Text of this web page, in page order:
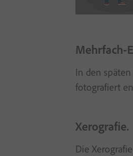
Mehrfach-
In den
fotografiert
Xerografie.
Die